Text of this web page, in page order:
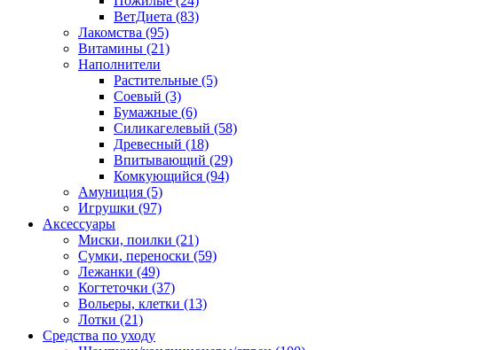
ВетДиета (83)
Лакомства (95)
Витамины (21)
Наполнители
Растительные (5)
Соевый (3)
Бумажные (6)
Силикагелевый (58)
Древесный (18)
Впитывающий (29)
Комкующийся (94)
Амуниция (5)
Игрушки (97)
Аксессуары
Миски, поилки (21)
Сумки, переноски (59)
Лежанки (49)
Когтеточки (37)
Вольеры, клетки (13)
Лотки (21)
Средства по уходу